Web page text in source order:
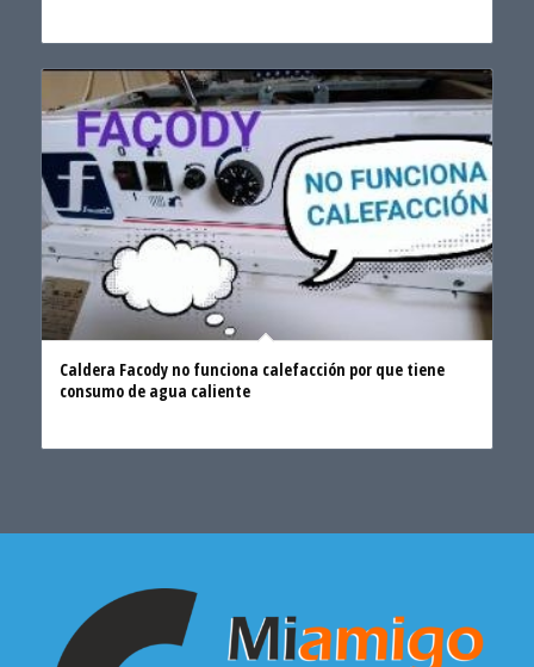
Caldera Facody no funciona calefacción por que tiene
consumo de agua caliente